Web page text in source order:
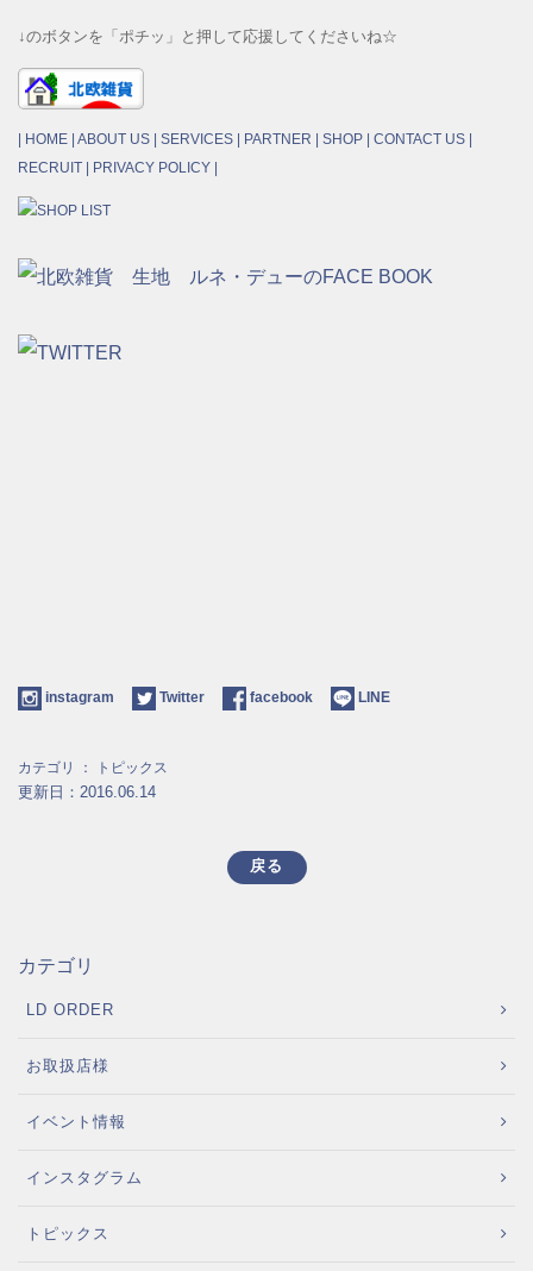
↓のボタンを「ポチッ」と押して応援してくださいね☆
| HOME | ABOUT US | SERVICES | PARTNER | SHOP | CONTACT US |
RECRUIT | PRIVACY POLICY |
instagram Twitter facebook LINE
カテゴリ ： トピックス
更新日：2016.06.14
戻る
カテゴリ
LD ORDER
お取扱店様
イベント情報
インスタグラム
トピックス